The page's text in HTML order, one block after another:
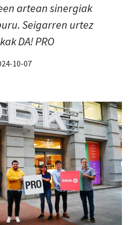
artean sinergiak
Seigarren urtez
DA! PRO
10-07